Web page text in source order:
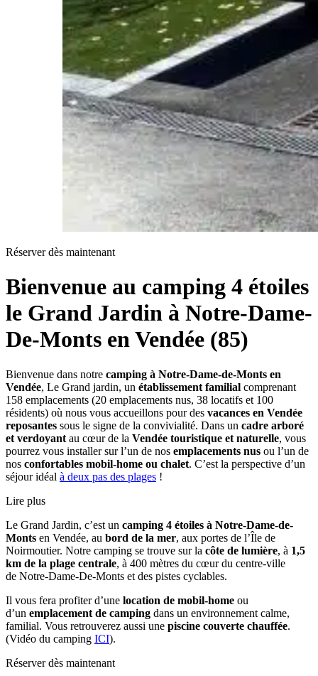
Réserver dès maintenant
Bienvenue au camping 4 étoiles
le Grand Jardin à Notre-Dame-
De-Monts en Vendée (85)
Bienvenue dans notre camping à Notre-Dame-de-Monts en
Vendée, Le Grand jardin, un établissement familial comprenant
158 emplacements (20 emplacements nus, 38 locatifs et 100
résidents) où nous vous accueillons pour des vacances en Vendée
reposantes sous le signe de la convivialité. Dans un cadre arboré
et verdoyant au cœur de la Vendée touristique et naturelle, vous
pourrez vous installer sur l’un de nos emplacements nus ou l’un de
nos confortables mobil-home ou chalet. C’est la perspective d’un
séjour idéal à deux pas des plages !
Lire plus
Le Grand Jardin, c’est un camping 4 étoiles à Notre-Dame-de-
Monts en Vendée, au bord de la mer, aux portes de l’Île de
Noirmoutier. Notre camping se trouve sur la côte de lumière, à 1,5
km de la plage centrale, à 400 mètres du cœur du centre-ville
de Notre-Dame-De-Monts et des pistes cyclables.
Il vous fera profiter d’une location de mobil-home ou
d’un emplacement de camping dans un environnement calme,
familial. Vous retrouverez aussi une piscine couverte chauffée.
(Vidéo du camping ICI).
Réserver dès maintenant